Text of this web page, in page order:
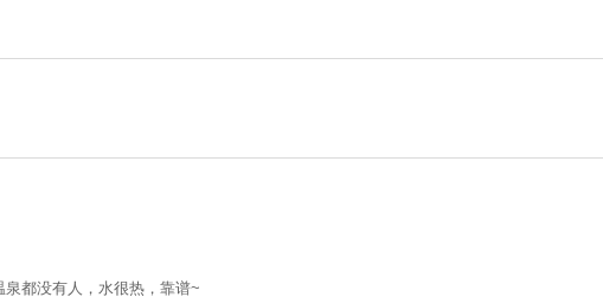
都没有人，水很热，靠谱~